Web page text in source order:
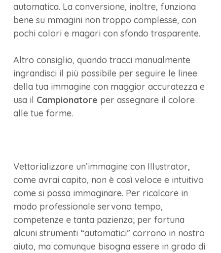
automatica. La conversione, inoltre, funziona
bene su mmagini non troppo complesse, con
pochi colori e magari con sfondo trasparente.
Altro consiglio, quando tracci manualmente
ingrandisci il più possibile per seguire le linee
della tua immagine con maggior accuratezza e
usa il Campionatore per assegnare il colore
alle tue forme.
Vettorializzare un’immagine con Illustrator,
come avrai capito, non è così veloce e intuitivo
come si possa immaginare. Per ricalcare in
modo professionale servono tempo,
competenze e tanta pazienza; per fortuna
alcuni strumenti “automatici” corrono in nostro
aiuto, ma comunque bisogna essere in grado di